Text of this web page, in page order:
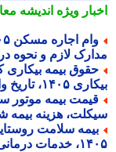
ویژهاندیشه معاصر
لازم و نحوه
بیمه بیکاری کی
واریز و نحوه پیگیری با کد ملی
هزینه بیمه
سلامت
نام و پوشش بیمه روستاییان